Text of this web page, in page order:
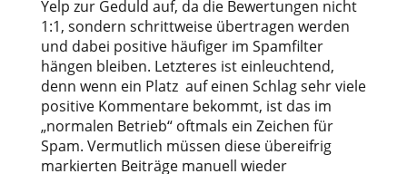
Yelp zur Geduld auf, da die Bewertungen nicht
1:1, sondern schrittweise übertragen werden
und dabei positive häufiger im Spamfilter
hängen bleiben. Letzteres ist einleuchtend,
denn wenn ein Platz auf einen Schlag sehr viele
positive Kommentare bekommt, ist das im
„normalen Betrieb“ oftmals ein Zeichen für
Spam. Vermutlich müssen diese übereifrig
markierten Beiträge manuell wieder